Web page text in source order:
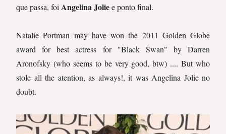
que passa, foi Angelina Joliee ponto final.
Natalie Portman may have won the 2011 Golden Globe
awardfor best actress for "Black Swan" by Darren
Aronofsky (who seems to be very good, btw) .... But who
stole all the atention, as always!, it was Angelina Jolieno
doubt.